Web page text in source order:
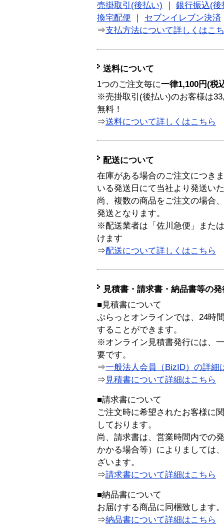
売掛取引(後払い)
銀行振込(後
換宅配便
セブンイレブン決済
⇒支払方法について詳しくはこ
送料について
1つのご注文毎に一律1,100円(税
※売掛取引(後払い)のお客様は
無料！
⇒送料について詳しくはこちら
配送について
在庫がある場合のご注文につき
いる発送日にて当社より発送い
尚、複数の商品をご注文の場合
発送となります。
※配送業者は「佐川急便」また
けます
⇒配送について詳しくはこちら
見積書・請求書・納品書等の
■見積書について
ぷらっとオンラインでは、24時
することができます。
※オンライン見積書発行には、
要です。
⇒一般法人会員（BizID）の詳細
⇒ 見積書について詳細はこちら
■請求書について
ご注文時に希望されたお客様に
しております。
尚、請求書は、営業時間内での
かかる場合等）によりましては
ざいます。
⇒請求書について詳細はこちら
■納品書について
お届けする商品に同梱致します。
⇒納品書について詳細はこちら